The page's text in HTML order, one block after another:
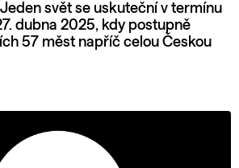
svět se uskuteční v termínu
dubna 2025, kdy postupně
57 měst napříč celou Českou